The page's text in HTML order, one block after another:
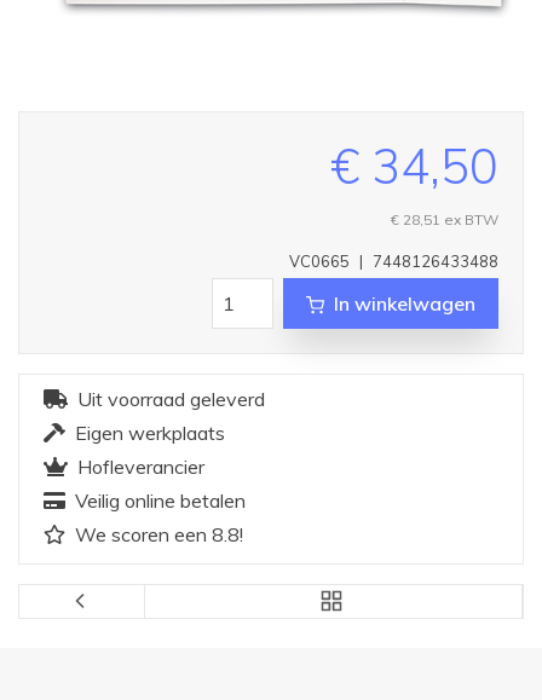
€ 34,50
€ 28,51 ex BTW
7448126433488
|
VC0665
In winkelwagen
Uit voorraad geleverd
Eigen werkplaats
Hofleverancier
Veilig online betalen
We scoren een 8.8!